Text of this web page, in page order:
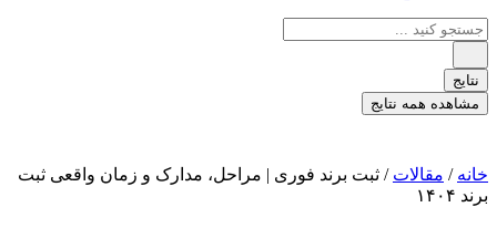
جستجو
...
نتایج
مشاهده همه نتایج
خانه / مقالات / ثبت برند فوری | مراحل، مدارک و زمان واقعی ثبت
برند ۱۴۰۴